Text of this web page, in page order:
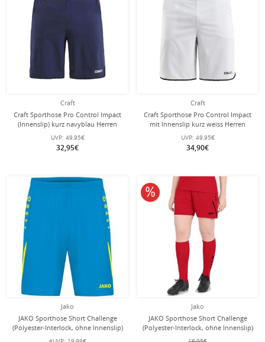
Craft
Craft Sporthose Pro Control Impact
(Innenslip) kurz navyblau Herren
UVP: 49,95€
32,95€
Craft
Craft Sporthose Pro Control Impact
mit Innenslip kurz weiss Herren
UVP: 49,95€
34,90€
Jako
JAKO Sporthose Short Challenge
(Polyester-Interlock, ohne Innenslip)
kurz hellblau Jungen
Jako
JAKO Sporthose Short Challenge
(Polyester-Interlock, ohne Innenslip)
kurz rot Damen
10% reduziert